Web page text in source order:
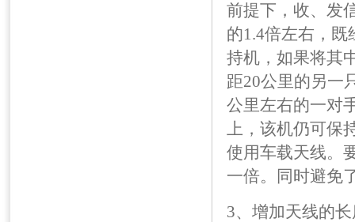
前提下，收、发
的1.4倍左右，
持机，如果将其
距20公里的另一
公里左右的一对
上，该机仍可保
使用车载天线。
一倍。同时避免
3、增加天线的